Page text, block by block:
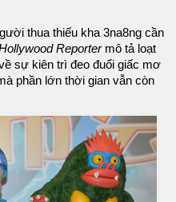
thua thiếu kha 3na8ng cần
Reportermô tả loạt
sự kiên trì đeo đuổi giấc mơ
phần lớn thời gian vẫn còn